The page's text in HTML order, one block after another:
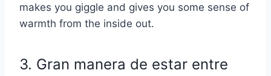
makes you giggle and gives you some sense of
warmth from the inside out.
3. Gran manera de estar entre